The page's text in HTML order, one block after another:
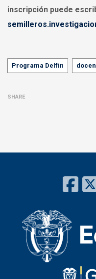
inscripción puede
Tags
Programa Delfín
SHARE